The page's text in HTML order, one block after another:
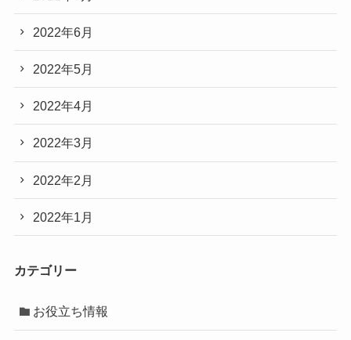
2022年6月
2022年5月
2022年4月
2022年3月
2022年2月
2022年1月
カテゴリー
お役立ち情報